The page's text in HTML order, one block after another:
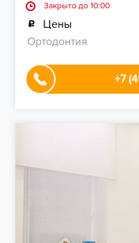
Закрыто до 10:00
Цены
Ортодонтия
+7